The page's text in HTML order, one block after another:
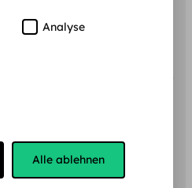
möchtest und
du dein Gewerbe bei
anmelden. Sobald
dann den Fragebogen zur
lokales Finanzamt
wenn du:
Analyse
Alle ablehnen